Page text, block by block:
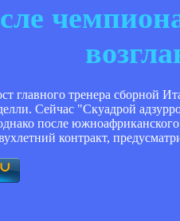
главного тренера сборной
Сейчас "Скуадрой
после
контракт,